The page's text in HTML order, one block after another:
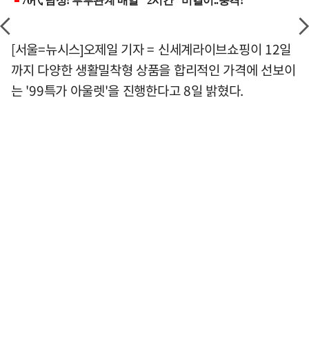
[서울=뉴시스]오제일 기자 = 신세계라이브쇼핑이 12일
까지 다양한 생활밀착형 상품을 합리적인 가격에 선보이
는 '99특가 아울렛'을 진행한다고 8일 밝혔다.